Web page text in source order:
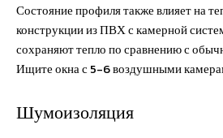
Состояние профиля также влияет на
конструкции из ПВХ с камерной
сохраняют тепло по сравнению с
Ищите окна с 5-6 воздушными
Шумоизоляция